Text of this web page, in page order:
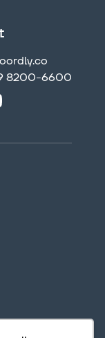
8200-6600